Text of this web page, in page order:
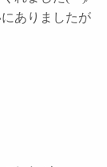
ありましたが